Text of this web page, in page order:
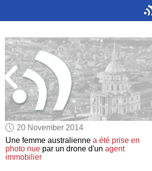
20 November 2014
Une femme australiennea été prise en
photo nue par un drone d'unagent
immobilier